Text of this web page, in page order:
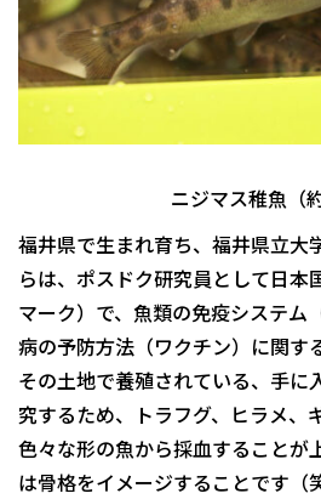
ニジマス稚魚（
福井県で生まれ育ち、福井県立大
らは、ポスドク研究員として日本
マーク）で、魚類の免疫システム
病の予防方法（ワクチン）に関す
その土地で養殖されている、手に
究するため、トラフグ、ヒラメ、
色々な形の魚から採血することが
は骨格をイメージすることです（